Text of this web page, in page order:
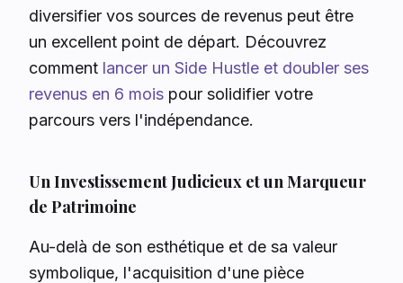
diversifier vos sources de revenus peut être
un excellent point de départ. Découvrez
comment lancer un Side Hustle et doubler ses
revenus en 6 mois pour solidifier votre
parcours vers l'indépendance.
Un Investissement Judicieux et un Marqueur
de Patrimoine
Au-delà de son esthétique et de sa valeur
symbolique, l'acquisition d'une pièce